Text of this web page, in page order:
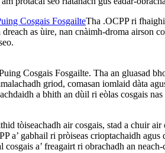
Cosgais FosgailteTha .OCPP ri
as ùire, nan cnàimh-droma airson
Cosgais Fosgailte. Tha an gluasad
griod, comasan iomlaid dàta
a bhith an dùil ri eòlas cosgais nas
tòiseachadh air cosgais, stad a chuir
a’ gabhail ri pròiseas crioptachaidh
a’ freagairt ri obrachadh an